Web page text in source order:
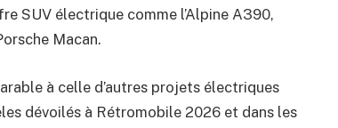
SUV électrique comme l’Alpine A390,
Macan.
à celle d’autres projets électriques
dévoilés à Rétromobile 2026 et dans les